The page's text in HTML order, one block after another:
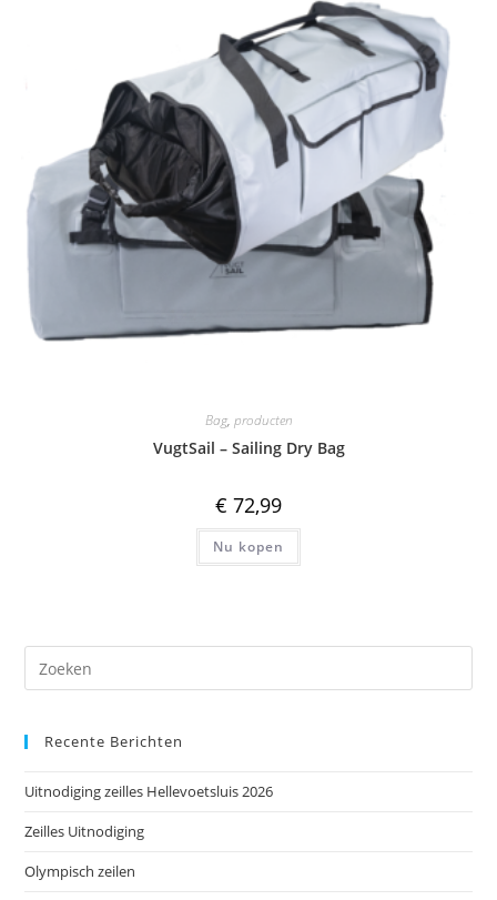
Bag, producten
VugtSail – Sailing Dry Bag
€ 72,99
Nu kopen
op
Recente Berichten
Uitnodiging zeilles Hellevoetsluis 2026
Zeilles Uitnodiging
Olympisch zeilen